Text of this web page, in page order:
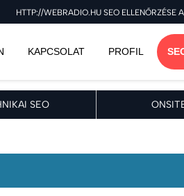
HTTP://WEBRADIO.HU SEO
KAPCSOLAT PROFIL
SEO